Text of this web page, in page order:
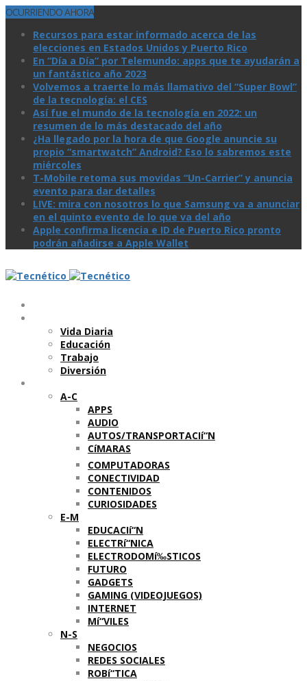
OCURRIENDO AHORA
Recursos para estar informado acerca de las
elecciones en Estados Unidos y Puerto Rico
En “Día a Día” por Telemundo: apps que te ayudarán a
un fantástico año 2023
Volvemos a traerte lo más llamativo del “Super Bowl”
de la tecnologí­a: el CES
Así­ fue el mundo de la tecnologí­a en 2022: un
resumen de lo más destacado del año
¿Ha llegado por la hora de que Google anuncie su
propio “smartwatch” Android? Eso lo sabremos este
miércoles
T-Mobile retoma sus movidas “Un-Carrier” y anuncia
evento para dar detalles
LIVE: mira con nosotros lo que Samsung va a anunciar
en el quinto evento de lo que va del año
Apple confirma licencia e ID de Puerto Rico pronto
podrán añadirse a Apple Wallet
Vida Diaria
Educación
Trabajo
Diversión
A-C
APPS
AUDIO
AUTOS/TRANSPORTACIí“N
CíMARAS
COMPUTADORAS
CONECTIVIDAD
CONTENIDOS
CURIOSIDADES
E-M
EDUCACIí“N
ELECTRí“NICA
ELECTRODOMí‰STICOS
FUTURO
GADGETS
GAMING (VIDEOJUEGOS)
INTERNET
Mí“VILES
N-S
NEGOCIOS
REDES SOCIALES
ROBí“TICA